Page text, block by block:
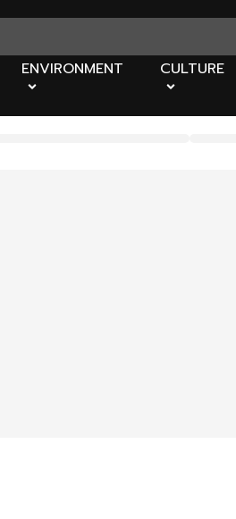
ENVIRONMENT CULTURE